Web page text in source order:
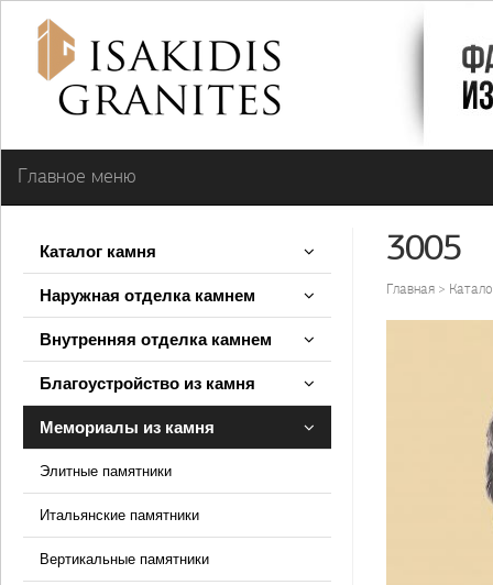
Главное меню
Каталог камня
Наружная отделка камнем
Внутренняя отделка камнем
Благоустройство из камня
Мемориалы из камня
Элитные памятники
Итальянские памятники
Вертикальные памятники
3005
Главная